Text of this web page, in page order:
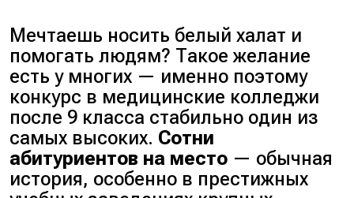
Мечтаешь носить белый халат и
помогать людям? Такое желание
есть у многих — именно поэтому
конкурс в медицинские колледжи
после 9 класса стабильно один из
самых высоких. Сотни
абитуриентов на место — обычная
история, особенно в престижных